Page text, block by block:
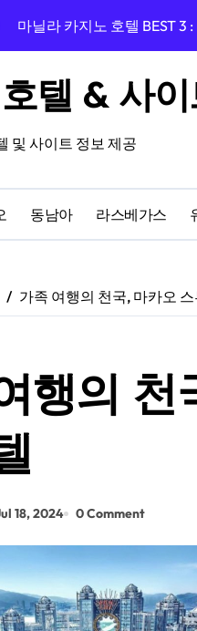
마닐라 카지노 호텔 BEST 3
프라하 중심, 프라이데이 호
프라하 여행의 완성, 호텔 리
프라하 인 호텔 숙박 후기,
프라하 여행 완성! 페를라
카지노를 즐길 수 있는 올드
텔 & 사
및 사이트 정보 제공
동남아 라스베가스
가족 여행의 천국, 마카오
행의 천
18, 2024 0 Comment